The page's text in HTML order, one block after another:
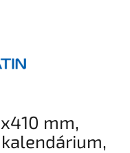
mm,